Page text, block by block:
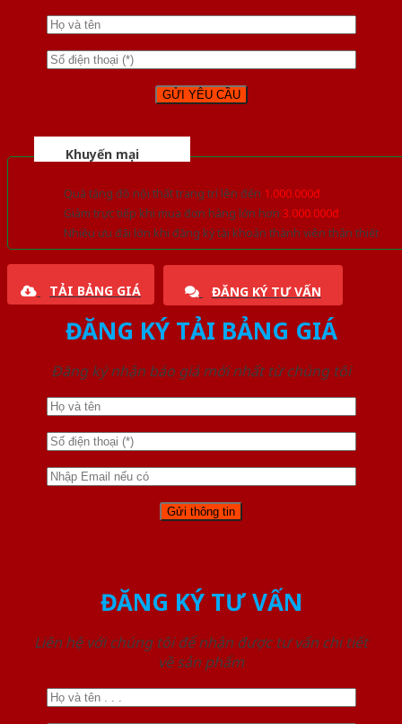
Khuyến mại
Quà tặng đồ nội thất trang trí lên đến 1.000.000đ
Giảm trực tiếp khi mua đơn hàng lớn hơn 3.000.000đ
Nhiều ưu đãi lớn khi đăng ký tài khoản thành viên thân thiết
TẢI BẢNG GIÁ ĐĂNG KÝ TƯ VẤN
ĐĂNG KÝ TẢI BẢNG GIÁ
Đăng ký nhận báo giá mới nhất từ chúng tôi
ĐĂNG KÝ TƯ VẤN
Liên hệ với chúng tôi để nhận được tư vấn chi tiết
về sản phẩm